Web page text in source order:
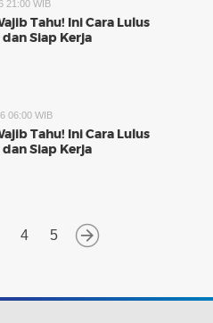
21:00 WIB
Tahu! Ini Cara Lulus
Siap Kerja
06:00 WIB
Tahu! Ini Cara Lulus
Siap Kerja
4 5